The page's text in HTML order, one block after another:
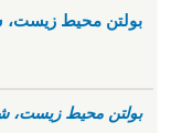
بولتن محیط زیست،
بولتن محیط زیست،